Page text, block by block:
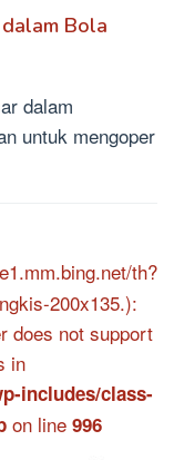
Bola
dalam
untuk mengoper
th?
200x135.):
does not support
in
includes/class-
on line 996